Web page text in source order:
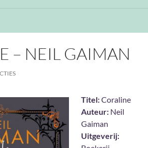
– NEIL GAIMAN
Titel:Coraline
Auteur: Neil
Gaiman
Uitgeverij: